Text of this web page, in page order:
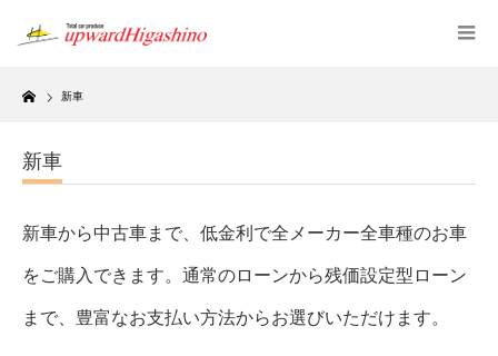
Home
新車
新車
新車から中古車まで、低金利で全メーカー全車種のお車
をご購入できます。通常のローンから残価設定型ローン
まで、豊富なお支払い方法からお選びいただけます。